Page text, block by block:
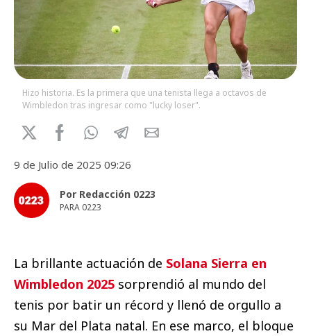
Hizo historia. Es la primera que una tenista llega a octavos de
Wimbledon tras ingresar como "lucky loser".
9 de Julio de 2025 09:26
Por Redacción 0223
PARA 0223
La brillante actuación de Solana Sierra en
Wimbledon 2025 sorprendió al mundo del
tenis por batir un récord y llenó de orgullo a
su Mar del Plata natal. En ese marco, el bloque